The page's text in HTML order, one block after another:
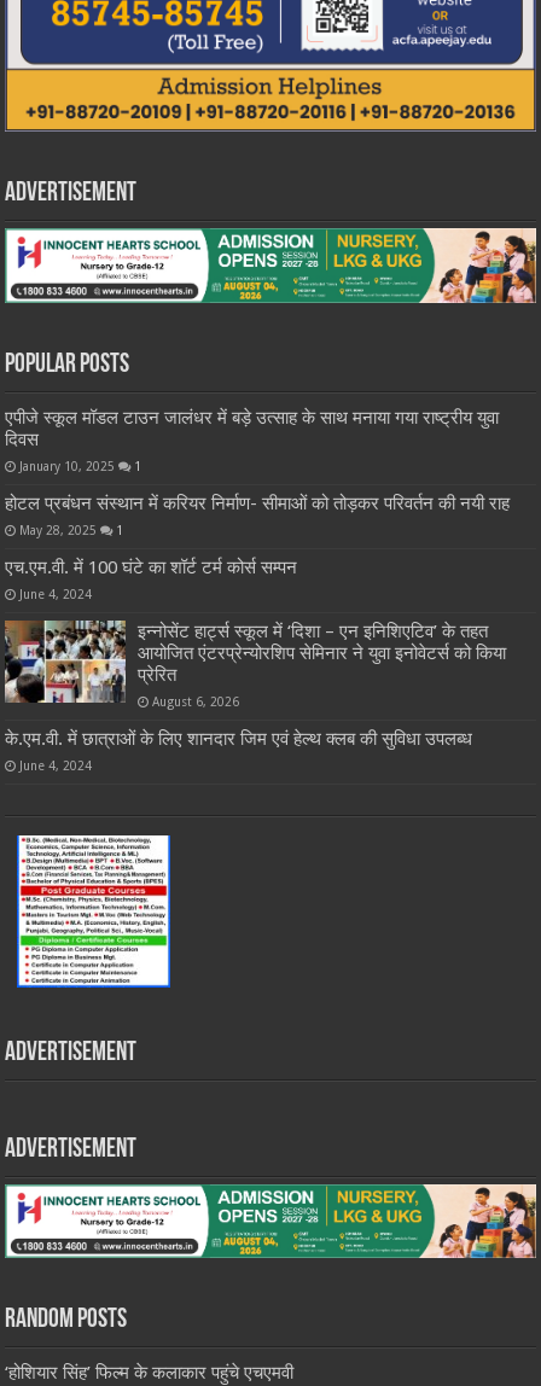
Advertisement
Popular Posts
एपीजे स्कूल मॉडल टाउन जालंधर में बड़े उत्साह के साथ मनाया गया राष्ट्रीय युवा
दिवस
January 10, 2025 1
होटल प्रबंधन संस्थान में करियर निर्माण- सीमाओं को तोड़कर परिवर्तन की नयी राह
May 28, 2025 1
एच.एम.वी. में 100 घंटे का शॉर्ट टर्म कोर्स सम्पन
June 4, 2024
इन्नोसेंट हार्ट्स स्कूल में ‘दिशा – एन इनिशिएटिव’ के तहत
आयोजित एंटरप्रेन्योरशिप सेमिनार ने युवा इनोवेटर्स को किया
प्रेरित
August 6, 2026
के.एम.वी. में छात्राओं के लिए शानदार जिम एवं हेल्थ क्लब की सुविधा उपलब्ध
June 4, 2024
Advertisement
Advertisement
Random Posts
‘होशियार सिंह’ फिल्म के कलाकार पहुंचे एचएमवी